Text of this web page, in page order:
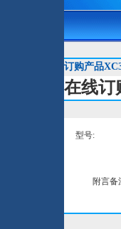
订购产品
在线订
型号:
附言备